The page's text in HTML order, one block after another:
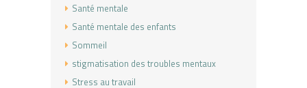
Santé mentale
Santé mentale des enfants
Sommeil
stigmatisation des troubles mentaux
Stress au travail